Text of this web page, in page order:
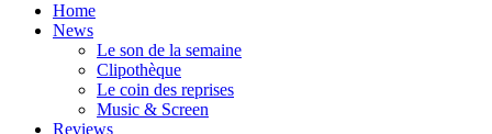
Home
News
Le son de la semaine
Clipothèque
Le coin des reprises
Music & Screen
Reviews